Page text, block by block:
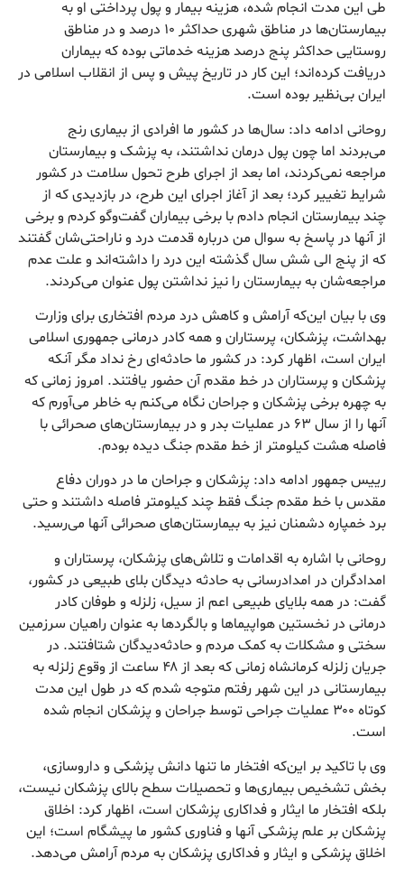
طی این مدت انجام شده، هزینه بیمار و پول پرداختی او به
بیمارستان‌ها در مناطق شهری حداکثر ۱۰ درصد و در مناطق
روستایی حداکثر پنج درصد هزینه خدماتی بوده که بیماران
دریافت کرده‌اند؛ این کار در تاریخ پیش و پس از انقلاب اسلامی در
ایران بی‌نظیر بوده است.
روحانی ادامه داد: سال‌ها در کشور ما افرادی از بیماری رنج
می‌بردند اما چون پول درمان نداشتند، به پزشک و بیمارستان
مراجعه نمی‌کردند، اما بعد از اجرای طرح تحول سلامت در کشور
شرایط تغییر کرد؛ بعد از آغاز اجرای این طرح، در بازدیدی که از
چند بیمارستان انجام دادم با برخی بیماران گفت‌وگو کردم و برخی
از آنها در پاسخ به سوال من درباره قدمت درد و ناراحتی‌شان گفتند
که از پنج الی شش سال گذشته این درد را داشته‌اند و علت عدم
مراجعه‌شان به بیمارستان را نیز نداشتن پول عنوان می‌کردند.
وی با بیان این‌که آرامش و کاهش درد مردم افتخاری برای وزارت
بهداشت، پزشکان، پرستاران و همه کادر درمانی جمهوری اسلامی
ایران است، اظهار کرد: در کشور ما حادثه‌ای رخ نداد مگر آنکه
پزشکان و پرستاران در خط مقدم آن حضور یافتند. امروز زمانی که
به چهره برخی پزشکان و جراحان نگاه می‌کنم به خاطر می‌آورم که
آنها را از سال ۶۳ در عملیات بدر و در بیمارستان‌های صحرائی با
فاصله هشت کیلومتر از خط مقدم جنگ دیده بودم.
رییس جمهور ادامه داد: پزشکان و جراحان ما در دوران دفاع
مقدس با خط مقدم جنگ فقط چند کیلومتر فاصله داشتند و حتی
برد خمپاره دشمنان نیز به بیمارستان‌های صحرائی آنها می‌رسید.
روحانی با اشاره به اقدامات و تلاش‌های پزشکان، پرستاران و
امدادگران در امدادرسانی به حادثه دیدگان بلای طبیعی در کشور،
گفت: در همه بلایای طبیعی اعم از سیل، زلزله و طوفان کادر
درمانی در نخستین هواپیماها و بالگردها به عنوان راهیان سرزمین
سختی و مشکلات به کمک مردم و حادثه‌دیدگان شتافتند. در
جریان زلزله کرمانشاه زمانی که بعد از ۴۸ ساعت از وقوع زلزله به
بیمارستانی در این شهر رفتم متوجه شدم که در طول این مدت
کوتاه ۳۰۰ عملیات جراحی توسط جراحان و پزشکان انجام شده
است.
وی با تاکید بر این‌که افتخار ما تنها دانش پزشکی و داروسازی،
بخش تشخیص بیماری‌ها و تحصیلات سطح بالای پزشکان نیست،
بلکه افتخار ما ایثار و فداکاری پزشکان است، اظهار کرد: اخلاق
پزشکان بر علم پزشکی آنها و فناوری کشور ما پیشگام است؛ این
اخلاق پزشکی و ایثار و فداکاری پزشکان به مردم آرامش می‌دهد.